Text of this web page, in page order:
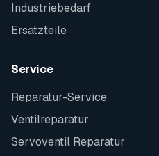
Industriebedarf
Ersatzteile
Service
Reparatur-Service
Ventilreparatur
Servoventil Reparatur